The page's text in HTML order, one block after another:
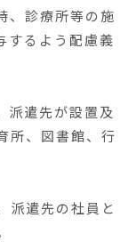
、診療所等の施
するよう配慮義
派遣先が設置及
所、図書館、行
派遣先の社員と